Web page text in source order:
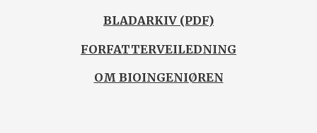
BLADARKIV (PDF)
FORFATTERVEILEDNING
OM BIOINGENIØREN